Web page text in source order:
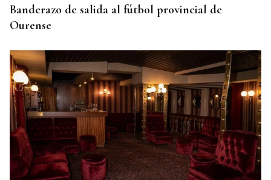
Banderazo de salida al fútbol provincial de
Ourense